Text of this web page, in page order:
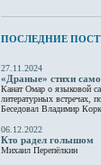
ПОСЛЕДНИЕ
27.11.2024
«Драные» стихи
Канат Омар о языковой
литературных встречах,
Беседовал Владимир
06.12.2022
Кто радел голышом
Михаил Перепёлкин